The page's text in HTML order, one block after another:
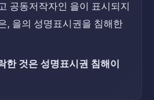
공동저작자인 을이 표시되지
, 을의 성명표시권을 침해한
한 것은 성명표시권 침해이